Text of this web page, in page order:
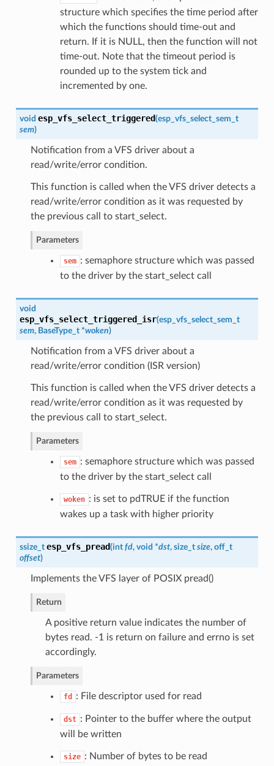
structure which specifies the time period after
which the functions should time-out and
return. If it is NULL, then the function will not
time-out. Note that the timeout period is
rounded up to the system tick and
incremented by one.
void esp_vfs_select_triggered(esp_vfs_select_sem_t
sem)
Notification from a VFS driver about a
read/write/error condition.
This function is called when the VFS driver detects a
read/write/error condition as it was requested by
the previous call to start_select.
Parameters
sem : semaphore structure which was passed
to the driver by the start_select call
void
esp_vfs_select_triggered_isr(esp_vfs_select_sem_t
sem, BaseType_t *woken)
Notification from a VFS driver about a
read/write/error condition (ISR version)
This function is called when the VFS driver detects a
read/write/error condition as it was requested by
the previous call to start_select.
Parameters
sem : semaphore structure which was passed
to the driver by the start_select call
woken : is set to pdTRUE if the function
wakes up a task with higher priority
ssize_t esp_vfs_pread(int fd, void *dst, size_t size, off_t
offset)
Implements the VFS layer of POSIX pread()
Return
A positive return value indicates the number of
bytes read. -1 is return on failure and errno is set
accordingly.
Parameters
fd : File descriptor used for read
dst : Pointer to the buffer where the output
will be written
size : Number of bytes to be read